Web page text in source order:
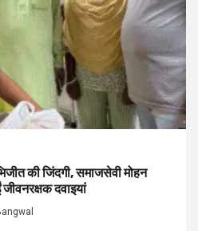
की जिंदगी, समाजसेवी मोहन
दवाइयां